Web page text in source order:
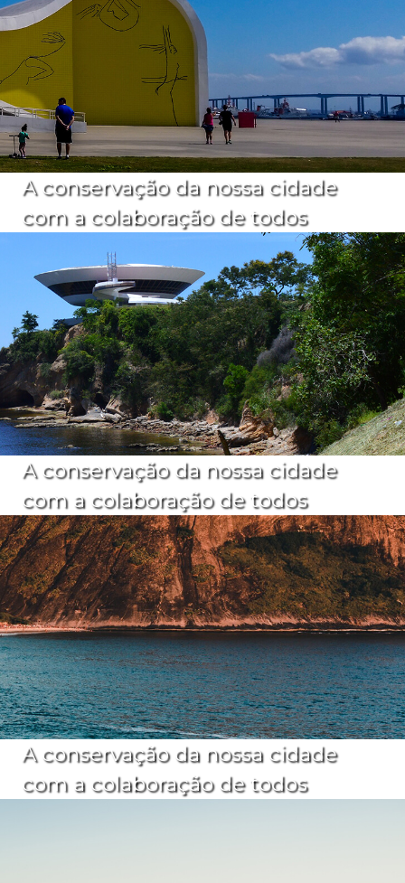
A conservação da nossa cidade
com a colaboração de todos
A conservação da nossa cidade
com a colaboração de todos
A conservação da nossa cidade
com a colaboração de todos